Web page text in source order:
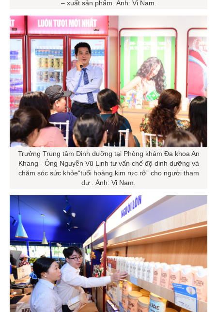
– xuất sản phẩm. Ảnh: Vi Nam.
Trưởng Trung tâm Dinh dưỡng tại Phòng khám Đa khoa An
Khang - Ông Nguyễn Vũ Linh tư vấn chế độ dinh dưỡng và
chăm sóc sức khỏe“tuổi hoàng kim rực rỡ” cho người tham
dự . Ảnh: Vi Nam.